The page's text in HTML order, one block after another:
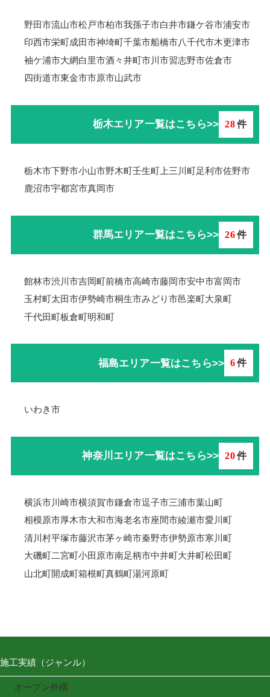
野田市流山市松戸市柏市我孫子市白井市鎌ケ谷市浦安市
印西市栄町成田市神埼町千葉市船橋市八千代市木更津市
袖ケ浦市大網白里市酒々井町市川市習志野市佐倉市
四街道市東金市市原市山武市
栃木エリア一覧はこちら>> 28件
栃木市下野市小山市野木町壬生町 上三川町足利市佐野市
鹿沼市宇都宮市真岡市
群馬エリア一覧はこちら>> 26件
館林市渋川市吉岡町前橋市高崎市藤岡市安中市富岡市
玉村町太田市伊勢崎市桐生市みどり市邑楽町大泉町
千代田町板倉町明和町
福島エリア一覧はこちら>> 6件
いわき市
神奈川エリア一覧はこちら>> 20件
横浜市川崎市横須賀市鎌倉市逗子市三浦市葉山町
相模原市厚木市大和市海老名市座間市綾瀬市愛川町
清川村平塚市藤沢市茅ヶ崎市秦野市伊勢原市寒川町
大磯町二宮町小田原市南足柄市中井町大井町松田町
山北町開成町箱根町真鶴町湯河原町
施工実績（ジャンル）
オープン外構